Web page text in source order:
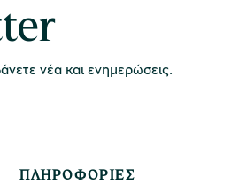
νέα και ενημερώσεις.
ΠΛΗΡΟΦΟΡΊΕΣ